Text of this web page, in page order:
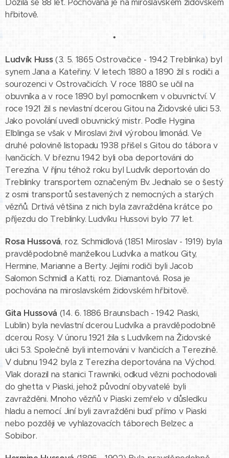
Dožila se 88 let. Pochována je na miroslavském židovském
hřbitově.
•
Ludvík Huss(3. 5. 1865 Ostrovačice - 1942 Treblinka) byl
synem Jana a Kateřiny. V letech 1880 a 1890 žil s rodiči a
sourozenci v Ostrovačicích. V roce 1880 se učil na
obuvníka a v roce 1890 byl pomocníkem v obuvnictví. V
roce 1921 žil s nevlastní dcerou Gitou na Židovské ulici 53.
Jako povolání uvedl obuvnický mistr. Podle Hygina
Elblinga se však v Miroslavi živil výrobou limonád. Ve
druhé polovině listopadu 1938 přišel s Gitou do tábora v
Ivančicích. V březnu 1942 byli oba deportováni do
Terezína. V říjnu téhož roku byl Ludvík deportován do
Treblinky transportem označeným Bv. Jednalo se o šestý
z osmi transportů sestavených z nemocných a starých
vězňů. Drtivá většina z nich byla zavražděna krátce po
příjezdu do Treblinky. Ludvíku Hussovi bylo 77 let.
Rosa Hussová, roz. Schmidlová (1851 Miroslav - 1919) byla
pravděpodobně manželkou Ludvíka a matkou Gity,
Hermine, Marianne a Berty. Jejími rodiči byli Jacob
Salomon Schmidl a Katti, roz. Diamantová. Rosa je
pochována na miroslavském židovském hřbitově.
Gita Hussová (14. 6. 1886 Braunsbach - 1942 Piaski,
Lublin) byla nevlastní dcerou Ludvíka a pravděpodobně
dcerou Rosy. V únoru 1921 žila s Ludvíkem na Židovské
ulici 53. Společně byli internováni v Ivančicích a Terezíně.
V dubnu 1942 byla z Terezína deportována na Východ.
Vlak dorazil na stanici Trawniki, odkud vězni pochodovali
do ghetta v Piaski, jehož původní obyvatelé byli
zavražděni. Mnoho vězňů v Piaski zemřelo v důsledku
hladu a nemocí. Jiní byli zavražděni buď přímo v Piaski
nebo později ve vyhlazovacích táborech Belzec a
Sobibor.